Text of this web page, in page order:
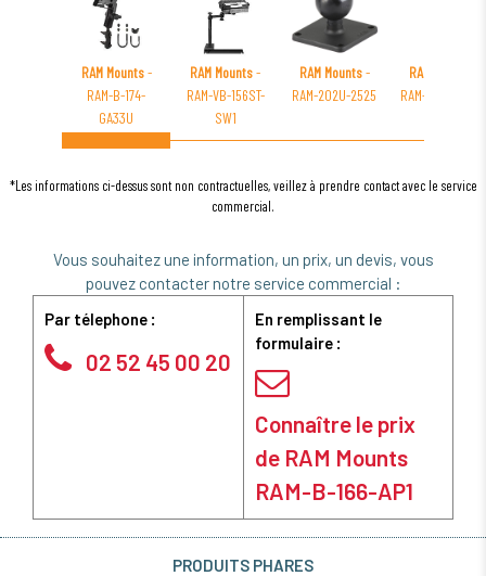
RAM Mounts-
RAM-B-174-
GA33U
RAM Mounts-
RAM-VB-156ST-
SW1
RAM Mounts-
RAM-202U-2525
RAM Mounts
RAM-VB-101-
*Les informations ci-dessus sont non contractuelles, veillez à prendre contact avec le service
commercial.
Vous souhaitez une information, un prix, un devis, vous
pouvez contacter notre service commercial :
Par télephone :
02 52 45 00 20
En remplissant le
formulaire :
Connaître le prix
de RAM Mounts
RAM-B-166-AP1
PRODUITS PHARES